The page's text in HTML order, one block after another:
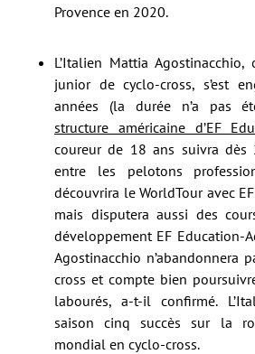
Provence en 2020.
L’Italien Mattia
junior de cyclo-cross, s’est
années (la durée n’a pas
structure américaine d’EF
coureur de 18 ans suivra dès
entre les pelotons
découvrira le WorldTour avec
mais disputera aussi des
développement EF Education-
Agostinacchio n’abandonnera
cross et compte bien
labourés, a-t-il confirmé.
saison cinq succès sur la
mondial en cyclo-cross.